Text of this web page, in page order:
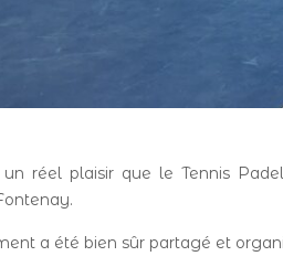
un réel plaisir que le Tennis
a été bien sûr partagé et